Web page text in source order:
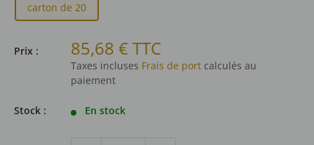
carton de 20
Prix : Prix
réduit
85,68 € TTC
Taxes incluses Frais de port calculés au
paiement
Stock : En stock